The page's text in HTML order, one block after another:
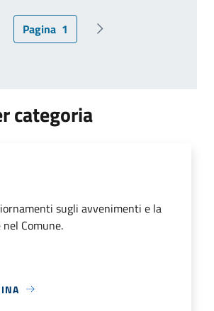
precedente
Pagina 1 Pagina successiva
categoria
sugli avvenimenti e la
Comune.